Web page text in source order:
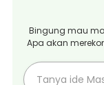
Bingung mau
Apa akan